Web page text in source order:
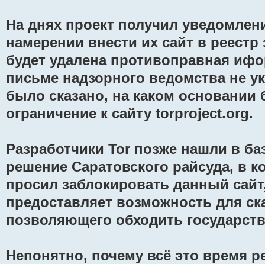
На днях проект получил
намерении внести их сайт в
будет удалена противоправная
письме надзорного ведомства не
было сказано, на каком основании
ограничение к сайту torproject.org.
Разработчики Tor позже нашли в
решение Саратовского райсуда, в
просил заблокировать данный
предоставляет возможность для
позволяющего обходить
Непонятно, почему всё это время